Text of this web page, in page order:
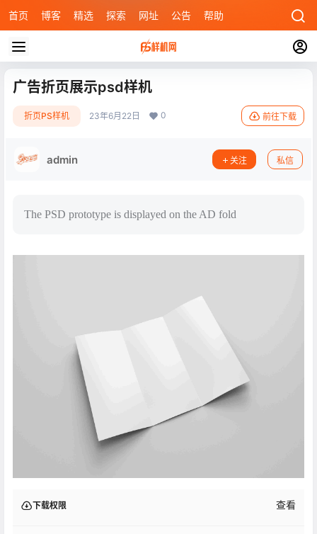
首页 博客 精选 探索 网址 公告 帮助
广告折页展示psd样机
折页PS样机 23年6月22日 0 前往下载
admin 关注 私信
The PSD prototype is displayed on the AD fold
下载权限 查看